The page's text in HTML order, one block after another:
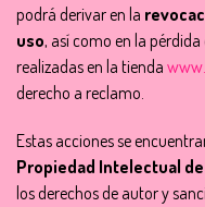
podrá derivar en la
uso, así como en la
realizadas en la tienda
derecho a reclamo.
Estas acciones se
Propiedad Intelectual
los derechos de autor y